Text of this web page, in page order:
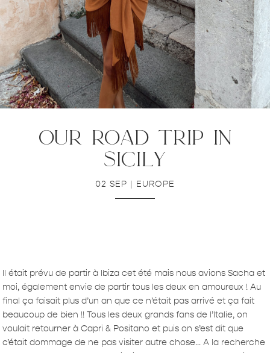
our road trip in
sicily
02 SEP | EUROPE
Il était prévu de partir à Ibiza cet été mais nous avions Sacha et
moi, également envie de partir tous les deux en amoureux ! Au
final ça faisait plus d’un an que ce n’était pas arrivé et ça fait
beaucoup de bien !! Tous les deux grands fans de l’Italie, on
voulait retourner à Capri & Positano et puis on s’est dit que
c’était dommage de ne pas visiter autre chose… A la recherche